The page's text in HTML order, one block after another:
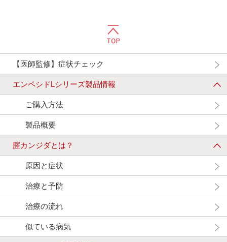
【医師監修】症状チェック
エンペシドLシリーズ製品情報
ご購入方法
製品概要
腟カンジダとは？
原因と症状
治療と予防
治療の流れ
似ている病気